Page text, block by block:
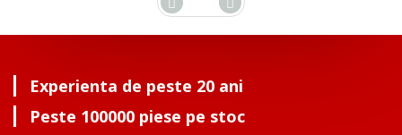
Experienta de peste 20 ani
Peste 100000 piese pe stoc